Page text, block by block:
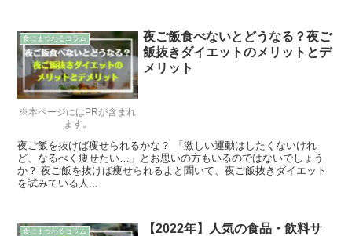
※本ページにはPRが含まれ
ます。
食にまつわるコラム
夜ご飯食べないとどうなる？夜ご
飯抜きダイエットのメリットとデ
メリット
夜ご飯を抜けば痩せられるかな？ 「激しい運動はしたくないけれ
ど、なるべく痩せたい…」とお思いの方もいるのではないでしょう
か？ 夜ご飯を抜けば痩せられるよと聞いて、夜ご飯抜きダイエット
を試みている人...
食にまつわるコラム
【2022年】人気の食品・飲料サ